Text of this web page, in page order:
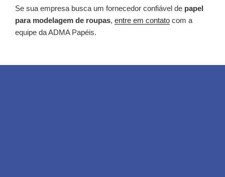
Se sua empresa busca um fornecedor confiável de papel
para modelagem de roupas, entre em contato com a
equipe da ADMA Papéis.